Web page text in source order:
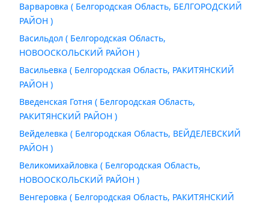
Варваровка ( Белгородская Область, БЕЛГОРОДСКИЙ
РАЙОН )
Васильдол ( Белгородская Область,
НОВООСКОЛЬСКИЙ РАЙОН )
Васильевка ( Белгородская Область, РАКИТЯНСКИЙ
РАЙОН )
Введенская Готня ( Белгородская Область,
РАКИТЯНСКИЙ РАЙОН )
Вейделевка ( Белгородская Область, ВЕЙДЕЛЕВСКИЙ
РАЙОН )
Великомихайловка ( Белгородская Область,
НОВООСКОЛЬСКИЙ РАЙОН )
Венгеровка ( Белгородская Область, РАКИТЯНСКИЙ